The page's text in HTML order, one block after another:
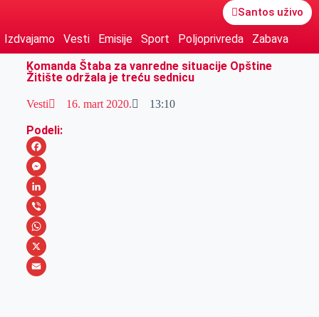
Santos uživo
Izdvajamo Vesti Emisije Sport Poljoprivreda
Zabava
Komanda Štaba za vanredne situacije Opštine
Žitište održala je treću sednicu
Vesti 16. mart 2020. 13:10
Podeli:
F
a
c
e
b
o
M
e
s
s
e
L
i
n
k
V
i
b
W
h
X